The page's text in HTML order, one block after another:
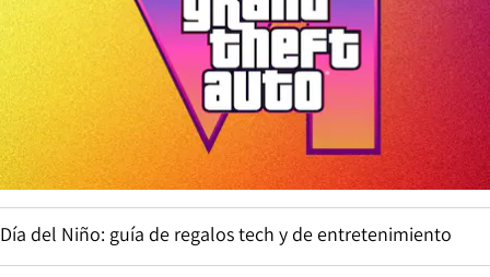
Día del Niño: guía de regalos tech y de entretenimiento